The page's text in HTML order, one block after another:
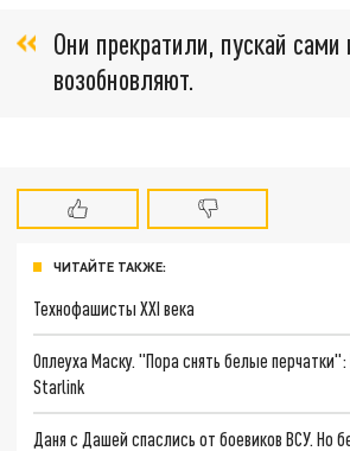
Они прекратили, пускай сами
возобновляют.
ЧИТАЙТЕ ТАКЖЕ:
Технофашисты XXI века
Оплеуха Маску. "Пора снять белые
Starlink
Даня с Дашей спаслись от боевиков ВСУ. Но